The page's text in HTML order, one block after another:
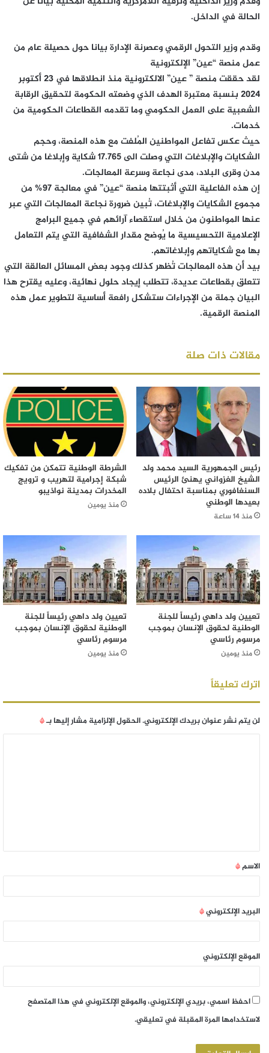
الحالة في الداخل.
وقدم وزير التحول الرقمي وعصرنة الإدارة بيانا حول حصيلة عام من
عمل منصة “عين” الإلكترونية
لقد حققت منصة ” عين” الالكترونية منذ انطلاقها في 23 أكتوبر
2024 بنسبة معتبرة الهدف الذي وضعته الحكومة لتحقيق الرقابة
الشعبية على العمل الحكومي وما تقدمه القطاعات الحكومية من
خدمات.
حيث عكس تفاعل المواطنين المُلفت مع هذه المنصة، وحجم
الشكايات والإبلاغات التي وصلت الى 17.765 شكاية وإبلاغا من شتى
مدن وقرى البلاد، مدى نجاعة وسرعة المعالجات.
إن هذه الفاعلية التي أثبتتها منصة “عين” في معالجة 97% من
مجموع الشكايات والإبلاغات، تُبين ضرورة نجاعة المعالجات التي عبر
عنها المواطنون من خلال استقصاء آرائهم في جميع البرامج
الإعلامية التحسيسية ما يُوضح مقدار الشفافية التي يتم التعامل
بها مع شكاياتهم وإبلاغاتهم.
بيد أن هذه المعالجات تُظهر كذلك وجود بعض المسائل العالقة التي
تتعلق بقطاعات عديدة، تتطلب إيجاد حلول نهائية، وعليه يقترح هذا
البيان جملة من الإجراءات ستشكل رافعة أساسية لتطوير عمل هذه
المنصة الرقمية.
مقالات ذات صلة
رئيس الجمهورية السيد محمد ولد
الشيخ الغزواني يهنئ الرئيس
السنغافوري بمناسبة احتفال بلاده
بعيدها الوطني
منذ 14 ساعة
الشرطة الوطنية تتمكن من تفكيك
شبكة إجرامية لتهريب و ترويج
المخدرات بمدينة نواذيبو
منذ يومين
تعيين ولد داهي رئيساً للجنة
الوطنية لحقوق الإنسان بموجب
مرسوم رئاسي
منذ يومين
تعيين ولد داهي رئيساً للجنة
الوطنية لحقوق الإنسان بموجب
مرسوم رئاسي
منذ يومين
اترك تعليقاً
لن يتم نشر عنوان بريدك الإلكتروني.الحقول الإلزامية مشار إليها بـ*
الاسم*
البريد الإلكتروني*
الموقع الإلكتروني
احفظ اسمي، بريدي الإلكتروني، والموقع الإلكتروني في هذا المتصفح
لاستخدامها المرة المقبلة في تعليقي.